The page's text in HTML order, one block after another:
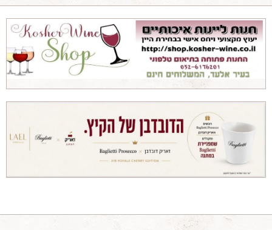
אודות
שירותים
יקבים
מאמרים
טורים על יקבים
מאמרים מקצועיים
מאמרים הלכתיים
המלצות יין לְ שַׁבָּת